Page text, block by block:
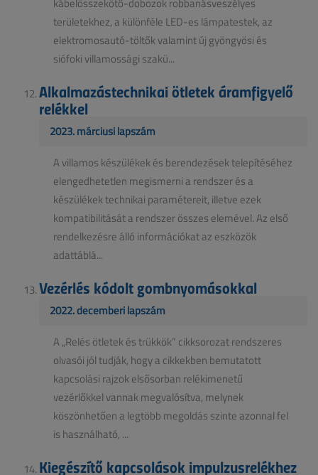
kábelösszekötő-dobozok robbanásveszélyes
területekhez, a különféle LED-es lámpatestek, az
elektromosautó-töltők valamint új gyöngyösi és
siófoki villamossági szakü...
Alkalmazástechnikai ötletek áramfigyelő
relékkel
2023. márciusi lapszám
A villamos készülékek és berendezések telepítéséhez
elengedhetetlen megismerni a rendszer és a
készülékek technikai paramétereit, illetve ezek
kompatibilitását a rendszer összes elemével. Az első
rendelkezésre álló információkat az eszközök
adattáblá...
Vezérlés kódolt gombnyomásokkal
2022. decemberi lapszám
A „Relés ötletek és trükkök” cikksorozat rendszeres
olvasói jól tudják, hogy a cikkekben bemutatott
kapcsolási rajzok elsősorban relékimenetű
vezérlőkkel vannak megvalósítva, melynek
köszönhetően a legtöbb megoldás szinte azonnal fel
is használható, ...
Kiegészítő kapcsolások impulzusrelékhez